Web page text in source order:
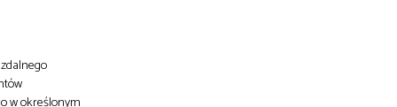
w określonym